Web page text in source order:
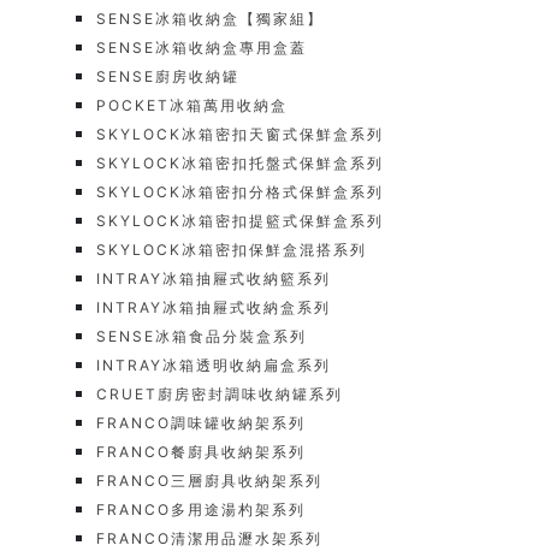
SENSE冰箱收納盒【獨家組】
SENSE冰箱收納盒專用盒蓋
SENSE廚房收納罐
POCKET冰箱萬用收納盒
SKYLOCK冰箱密扣天窗式保鮮盒系列
SKYLOCK冰箱密扣托盤式保鮮盒系列
SKYLOCK冰箱密扣分格式保鮮盒系列
SKYLOCK冰箱密扣提籃式保鮮盒系列
SKYLOCK冰箱密扣保鮮盒混搭系列
INTRAY冰箱抽屜式收納籃系列
INTRAY冰箱抽屜式收納盒系列
SENSE冰箱食品分裝盒系列
INTRAY冰箱透明收納扁盒系列
CRUET廚房密封調味收納罐系列
FRANCO調味罐收納架系列
FRANCO餐廚具收納架系列
FRANCO三層廚具收納架系列
FRANCO多用途湯杓架系列
FRANCO清潔用品瀝水架系列